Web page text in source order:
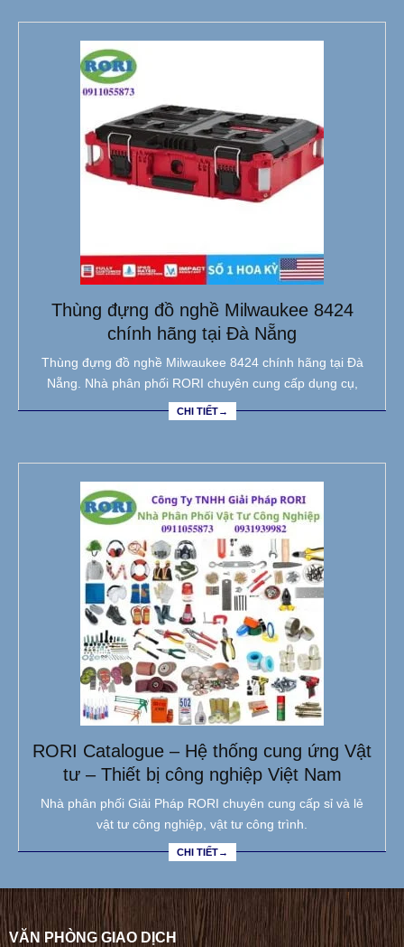
Thùng đựng đồ nghề Milwaukee 8424
chính hãng tại Đà Nẵng
Thùng đựng đồ nghề Milwaukee 8424 chính hãng tại Đà
Nẵng. Nhà phân phối RORI chuyên cung cấp dụng cụ,
CHI TIẾT→
RORI Catalogue – Hệ thống cung ứng Vật
tư – Thiết bị công nghiệp Việt Nam
Nhà phân phối Giải Pháp RORI chuyên cung cấp sỉ và lẻ
vật tư công nghiệp, vật tư công trình.
CHI TIẾT→
VĂN PHÒNG GIAO DỊCH